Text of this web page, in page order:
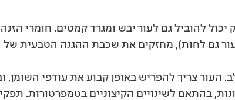
להוביל גם לעור יבש ומגרד קמטים. חומרי
גם לחות), מחזקים את שכבת ההגנה הטבעית של
העור צריך להפריש באופן קבוע את עודפי השומן,
בהתאם לשינויים הקיצוניים בטמפרטורות.